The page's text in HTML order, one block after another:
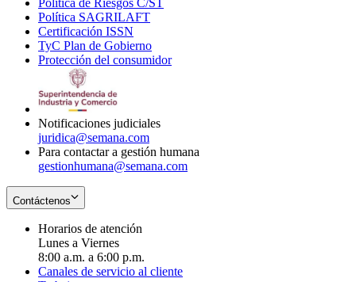
Política SAGRILAFT
new
window
Certificación ISSN
in
new
TyC Plan de Gobierno
in
Protección del consumidorOpens
Notificaciones judiciales
juridica@semana.com
Para contactar a gestión humana
gestionhumana@semana.com
Contáctenos
Horarios de atención
Lunes a Viernes
8:00 a.m. a 6:00 p.m.
Canales de servicio al cliente